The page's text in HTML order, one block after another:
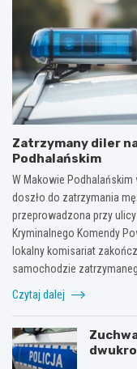
Zatrzymany diler
Podhalańskim
W Makowie
doszło do zatrzymania
przeprowadzona przy
Kryminalnego Komendy
lokalny komisariat
samochodzie
Czytaj dalej